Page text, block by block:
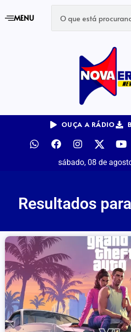
MENU
OUÇA A RÁDIO
sábado, 08 de
Resultados